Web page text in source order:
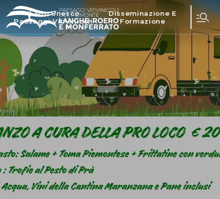
Il Sito Unesco
Paesaggi Vitivinicoli
Disseminazione E
Formazione